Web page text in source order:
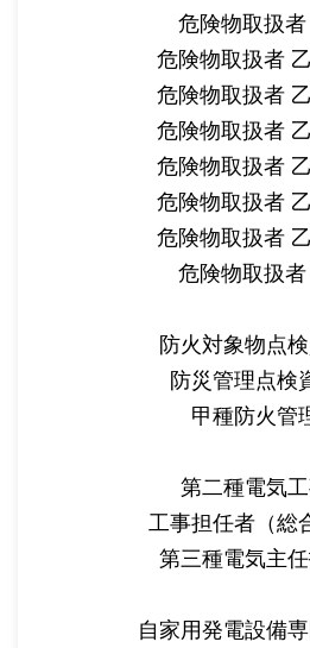
危険物取扱
危険物取扱者
危険物取扱者
危険物取扱者
危険物取扱者
危険物取扱者
危険物取扱者
危険物取扱
防火対象物点
防災管理点検
甲種防火管
第二種電気
工事担任者（総
第三種電気主
自家用発電設備